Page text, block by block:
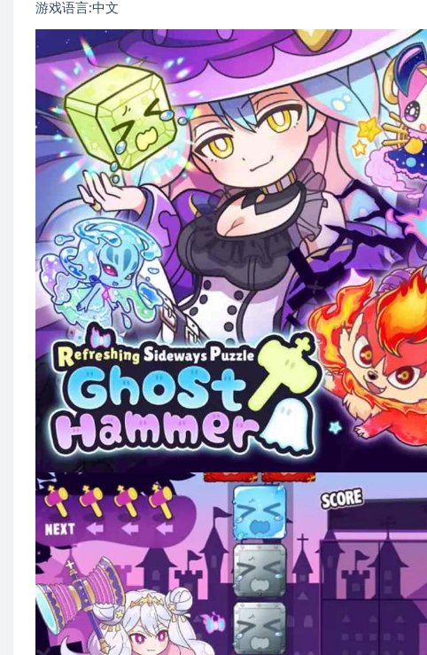
游戏语言:中文